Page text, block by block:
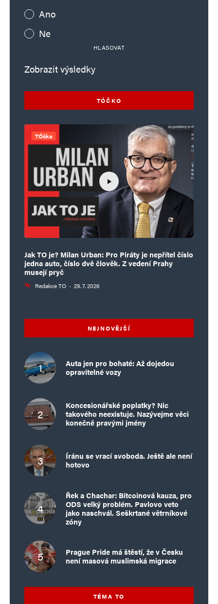
Ano
Ne
HLASOVAT
Zobrazit výsledky
TÓČKO
TÓčko
Jak TO je? Milan Urban: Pro Piráty je nepřítel číslo
jedna auto, číslo dvě člověk. Z vedení Prahy
musejí pryč
Redakce TO · 29. 7. 2026
NEJNOVĚJŠÍ
Auta jen pro bohaté: Až dojedou
opravitelné vozy
Koncesionářské poplatky? Nic
takového neexistuje. Nazývejme věci
konečně pravými jmény
Íránu se vrací svoboda. Ještě ale není
hotovo
Řek a Chachar: Bitcoinová kauza, pro
ODS velký problém. Pavlovo veto
jako naschvál. Seškrtané větrníkové
zóny
Prague Pride má štěstí, že v Česku
není masová muslimská migrace
TÉMA TO